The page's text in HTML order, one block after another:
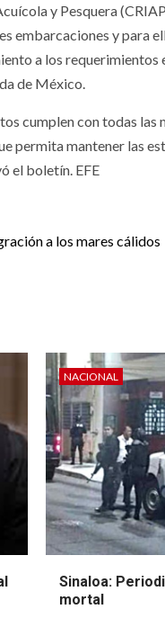
y Pesquera
embarcaciones y para
a los
de México.
cumplen con todas
permita mantener las
el boletín. EFE
a los mares cálidos
NACIONAL
Sinaloa:
mortal